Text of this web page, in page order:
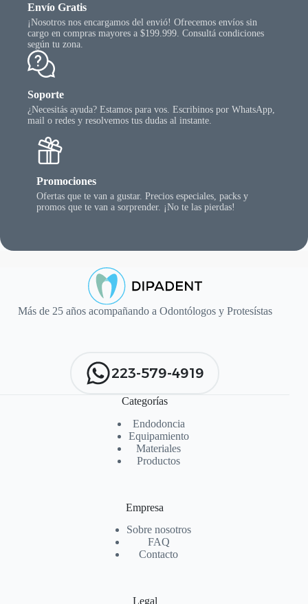
Envío Gratis
¡Nosotros nos encargamos del envió! Ofrecemos envíos sin
cargo en compras mayores a $199.999. Consultá condiciones
según tu zona.
Soporte
¿Necesitás ayuda? Estamos para vos. Escribinos por WhatsApp,
mail o redes y resolvemos tus dudas al instante.
Promociones
Ofertas que te van a gustar. Precios especiales, packs y
promos que te van a sorprender. ¡No te las pierdas!
Más de 25 años acompañando a Odontólogos y Protesístas
223-579-4919
Categorías
Endodoncia
Equipamiento
Materiales
Productos
Empresa
Sobre nosotros
FAQ
Contacto
Legal